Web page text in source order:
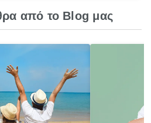
από το Blog μας